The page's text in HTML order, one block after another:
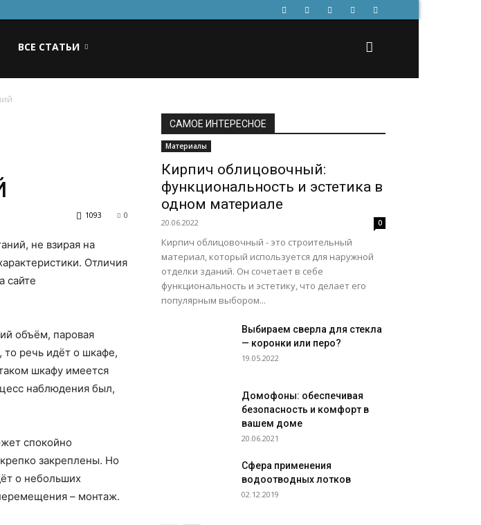
ВСЕ СТАТЬИ
0
1093
не взирая на
Отличия
сайте
объём, паровая
то речь идёт о шкафе,
шкафу имеется
наблюдения был,
спокойно
закреплены. Но
о небольших
– монтаж.
САМОЕ ИНТЕРЕСНОЕ
Материалы
Кирпич облицовочный:
функциональность и эстетика в
одном материале
20.06.2022 0
Кирпич облицовочный - это строительный
материал, который используется для наружной
отделки зданий. Он сочетает в себе
функциональность и эстетику, что делает его
популярным выбором...
Выбираем сверла для стекла
— коронки или перо?
19.05.2022
Домофоны: обеспечивая
безопасность и комфорт в
вашем доме
20.06.2021
Сфера применения
водоотводных лотков
02.12.2019